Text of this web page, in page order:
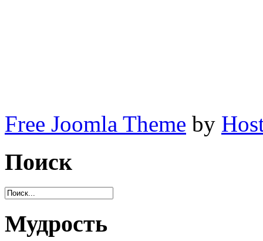
Free Joomla Theme by
Поиск
Мудрость